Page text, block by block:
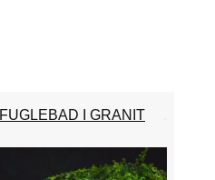
FUGLEBAD I GRANIT